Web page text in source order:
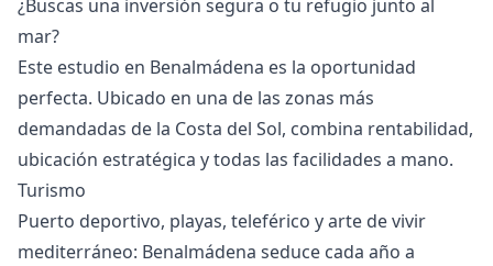
¿Buscas una inversión segura o tu refugio junto al
mar?
Este estudio en Benalmádena es la oportunidad
perfecta. Ubicado en una de las zonas más
demandadas de la Costa del Sol, combina rentabilidad,
ubicación estratégica y todas las facilidades a mano.
Turismo
Puerto deportivo, playas, teleférico y arte de vivir
mediterráneo: Benalmádena seduce cada año a